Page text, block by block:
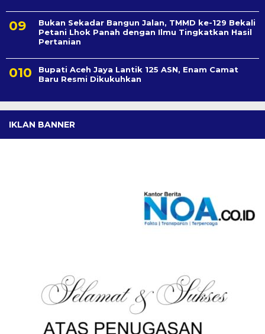
Bukan Sekadar Bangun Jalan, TMMD ke-129 Bekali
Petani Lhok Panah dengan Ilmu Tingkatkan Hasil
Pertanian
Bupati Aceh Jaya Lantik 125 ASN, Enam Camat
Baru Resmi Dikukuhkan
IKLAN BANNER